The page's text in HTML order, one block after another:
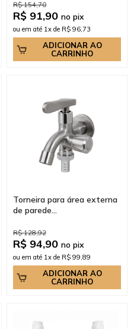
R$ 154,70
R$ 91,90 no pix
ou em até 1x de R$ 96,73
ADICIONAR AO
CARRINHO
Torneira para área externa
de parede...
R$ 128,92
R$ 94,90 no pix
ou em até 1x de R$ 99,89
ADICIONAR AO
CARRINHO